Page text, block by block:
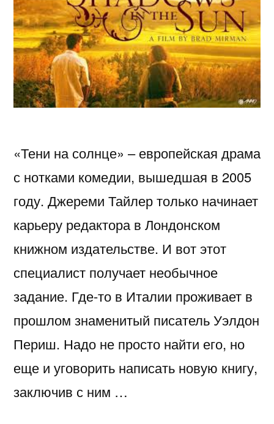
«Тени на солнце» – европейская драма
с нотками комедии, вышедшая в 2005
году. Джереми Тайлер только начинает
карьеру редактора в Лондонском
книжном издательстве. И вот этот
специалист получает необычное
задание. Где-то в Италии проживает в
прошлом знаменитый писатель Уэлдон
Периш. Надо не просто найти его, но
еще и уговорить написать новую книгу,
заключив с ним …